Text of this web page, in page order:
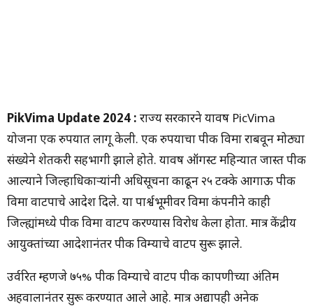
PikVima Update 2024 : राज्य सरकारने यावर्षी PicVima
योजना एक रुपयात लागू केली. एक रुपयाचा पीक विमा राबवून मोठ्या
संख्येने शेतकरी सहभागी झाले होते. यावर्षी ऑगस्ट महिन्यात जास्त पीक
आल्याने जिल्हाधिकाऱ्यांनी अधिसूचना काढून २५ टक्के आगाऊ पीक
विमा वाटपाचे आदेश दिले. या पार्श्वभूमीवर विमा कंपनीने काही
जिल्ह्यांमध्ये पीक विमा वाटप करण्यास विरोध केला होता. मात्र केंद्रीय
आयुक्तांच्या आदेशानंतर पीक विम्याचे वाटप सुरू झाले.
उर्वरित म्हणजे ७५% पीक विम्याचे वाटप पीक कापणीच्या अंतिम
अहवालानंतर सुरू करण्यात आले आहे. मात्र अद्यापही अनेक